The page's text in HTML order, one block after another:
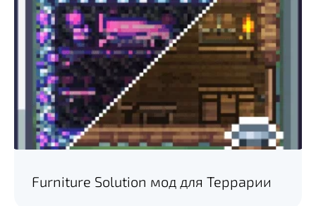
Furniture Solution мод для Террарии